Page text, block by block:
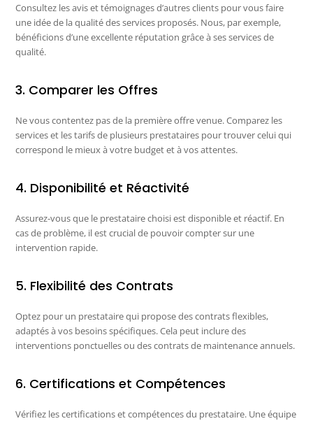
Consultez les avis et témoignages d’autres clients pour vous faire
une idée de la qualité des services proposés. Nous, par exemple,
bénéficions d’une excellente réputation grâce à ses services de
qualité.
3. Comparer les Offres
Ne vous contentez pas de la première offre venue. Comparez les
services et les tarifs de plusieurs prestataires pour trouver celui qui
correspond le mieux à votre budget et à vos attentes.
4. Disponibilité et Réactivité
Assurez-vous que le prestataire choisi est disponible et réactif. En
cas de problème, il est crucial de pouvoir compter sur une
intervention rapide.
5. Flexibilité des Contrats
Optez pour un prestataire qui propose des contrats flexibles,
adaptés à vos besoins spécifiques. Cela peut inclure des
interventions ponctuelles ou des contrats de maintenance annuels.
6. Certifications et Compétences
Vérifiez les certifications et compétences du prestataire. Une équipe